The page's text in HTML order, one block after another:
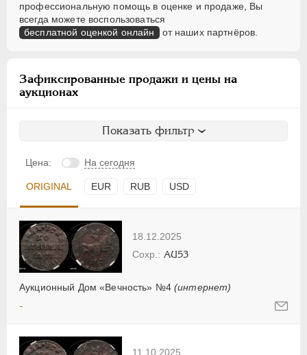
профессиональную помощь в оценке и продаже, Вы
всегда можете воспользоваться
бесплатной оценкой онлайн от наших партнёров.
Зафиксированные продажи и цены на
аукционах
Показать фильтр
Цена: На сегодня
ORIGINAL EUR RUB USD
18.12.2025
Аукционный Дом «Вечность» №4(интернет)
AU53
-
11.10.2025